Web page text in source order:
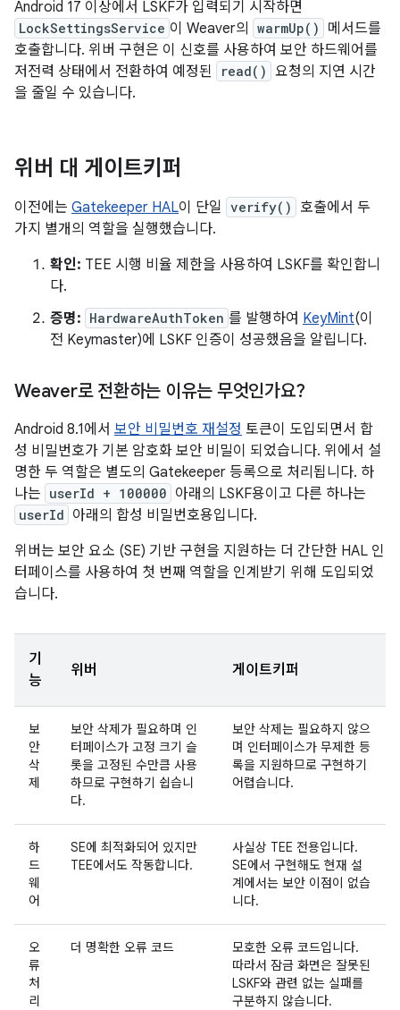
Android 17 이상에서 LSKF가 입력되기 시작하면
LockSettingsService 이 Weaver의 warmUp()
메서드를
호출합니다. 위버 구현은 이 신호를 사용하여 보안 하드웨어를
저전력 상태에서 전환하여 예정된
read() 요청의 지연 시간
을 줄일 수 있습니다.
위버 대 게이트키퍼
이전에는 Gatekeeper HAL이 단일 verify()
호출에서 두
가지 별개의 역할을 실행했습니다.
확인: TEE 시행 비율 제한을 사용하여 LSKF를 확인합니
다.
증명: HardwareAuthToken 를 발행하여 KeyMint(이
전 Keymaster)에 LSKF 인증이 성공했음을 알립니다.
Weaver로 전환하는 이유는 무엇인가요?
Android 8.1에서 보안 비밀번호 재설정 토큰이 도입되면서 합
성 비밀번호가 기본 암호화 보안 비밀이 되었습니다. 위에서 설
명한 두 역할은 별도의 Gatekeeper 등록으로 처리됩니다. 하
나는 userId + 100000 아래의 LSKF용이고 다른 하나는
userId 아래의 합성 비밀번호용입니다.
위버는 보안 요소 (SE) 기반 구현을 지원하는 더 간단한 HAL 인
터페이스를 사용하여 첫 번째 역할을 인계받기 위해 도입되었
습니다.
기
능
위버 게이트키퍼
보
안
삭
제
보안 삭제가 필요하며 인
터페이스가 고정 크기 슬
롯을 고정된 수만큼 사용
하므로 구현하기 쉽습니
다.
보안 삭제는 필요하지 않으
며 인터페이스가 무제한 등
록을 지원하므로 구현하기
어렵습니다.
하
드
웨
어
SE에 최적화되어 있지만
TEE에서도 작동합니다.
사실상 TEE 전용입니다.
SE에서 구현해도 현재 설
계에서는 보안 이점이 없습
니다.
오
류
처
리
더 명확한 오류 코드
모호한 오류 코드입니다.
따라서 잠금 화면은 잘못된
LSKF와 관련 없는 실패를
구분하지 않습니다.